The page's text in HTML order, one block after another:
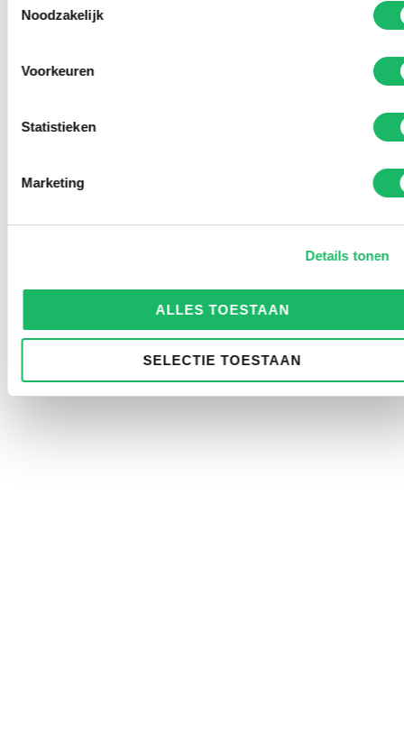
Noodzakelijk
Voorkeuren
Statistieken
Marketing
Details tonen
ALLES TOESTAAN
SELECTIE TOESTAAN